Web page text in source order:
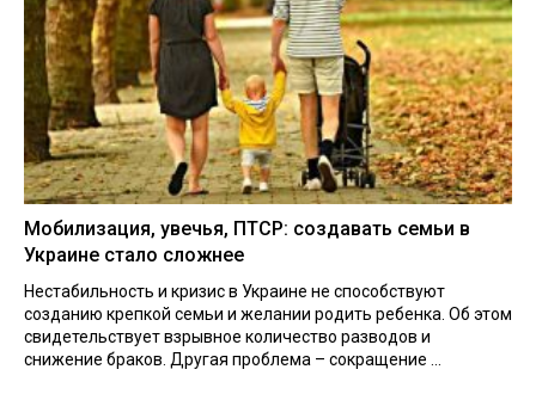
Мобилизация, увечья, ПТСР: создавать семьи в
Украине стало сложнее
Нестабильность и кризис в Украине не способствуют
созданию крепкой семьи и желании родить ребенка. Об этом
свидетельствует взрывное количество разводов и
снижение браков. Другая проблема – сокращение ...